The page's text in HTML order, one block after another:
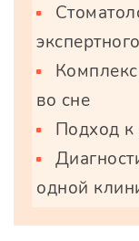
во сне
Подход
одной